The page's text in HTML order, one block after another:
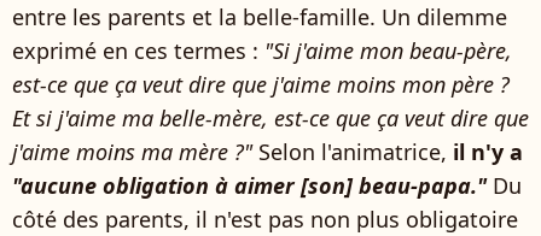
entre les parents et la belle-famille. Un dilemme
exprimé en ces termes : "Si j'aime mon beau-père,
est-ce que ça veut dire que j'aime moins mon père ?
Et si j'aime ma belle-mère, est-ce que ça veut dire que
j'aime moins ma mère ?"Selon l'animatrice, il n'y a
"aucune obligation à aimer [son] beau-papa."Du
côté des parents, il n'est pas non plus obligatoire